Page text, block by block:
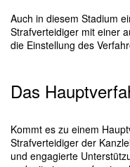
Auch in diesem Stadium
Strafverteidiger mit einer
die Einstellung des
Das
Kommt es zu einem
Strafverteidiger der
und engagierte